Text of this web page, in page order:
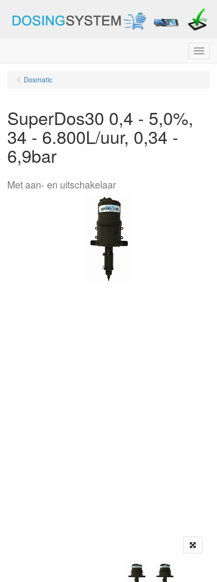
Menu
Dosmatic
SuperDos30 0,4 - 5,0%,
34 - 6.800L/uur, 0,34 -
6,9bar
Met aan- en uitschakelaar